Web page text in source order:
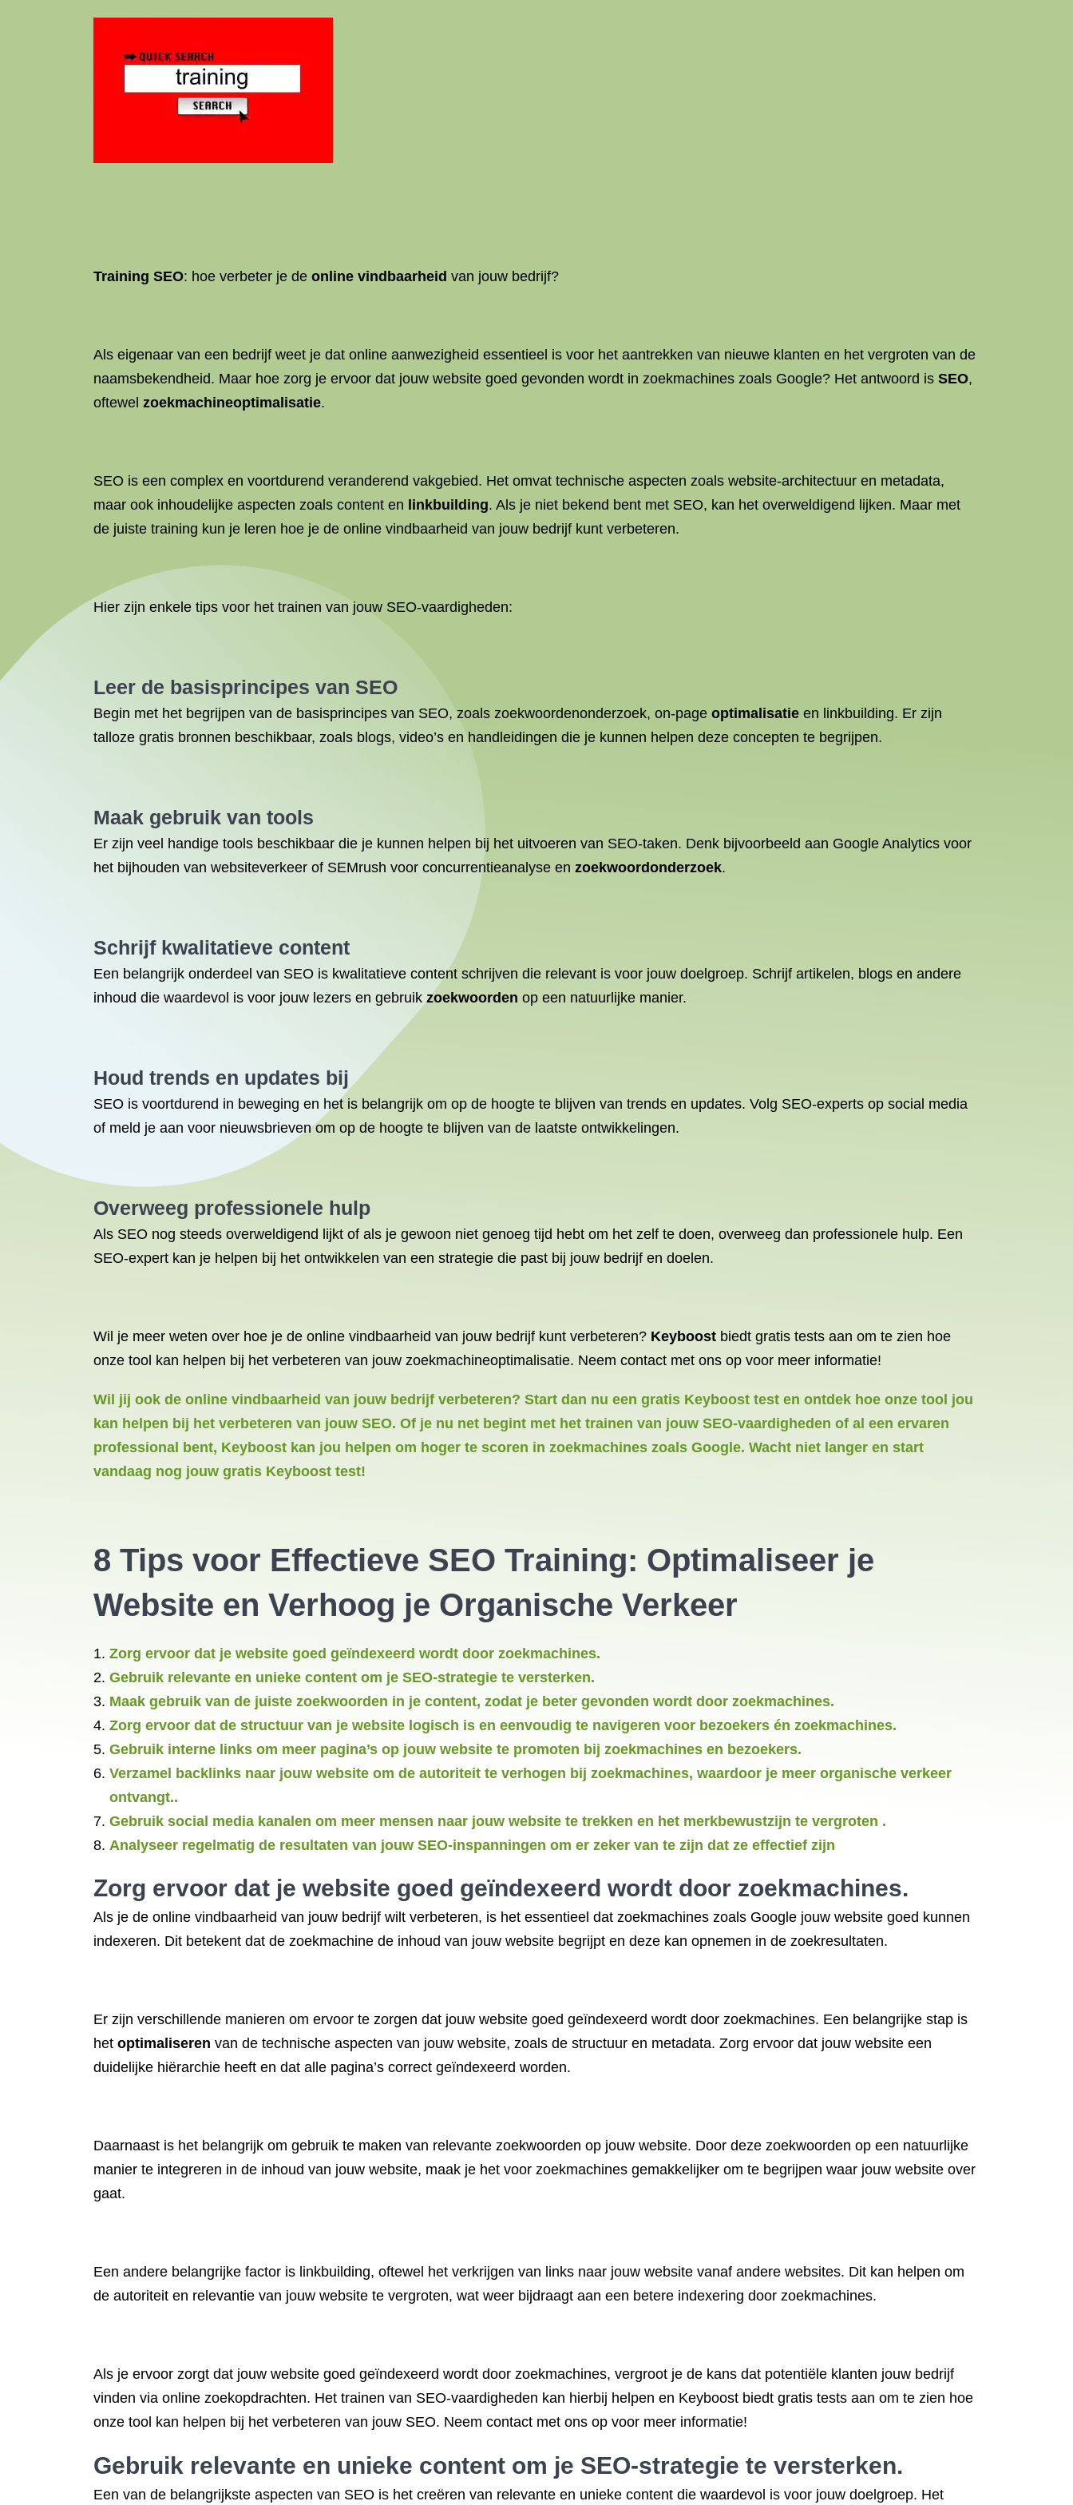
Training SEO: hoe verbeter je de online vindbaarheid van jouw bedrijf?
Als eigenaar van een bedrijf weet je dat online aanwezigheid essentieel is voor het aantrekken van nieuwe klanten en het vergroten van de
naamsbekendheid. Maar hoe zorg je ervoor dat jouw website goed gevonden wordt in zoekmachines zoals Google? Het antwoord is SEO,
oftewel zoekmachineoptimalisatie.
SEO is een complex en voortdurend veranderend vakgebied. Het omvat technische aspecten zoals website-architectuur en metadata,
maar ook inhoudelijke aspecten zoals content en linkbuilding. Als je niet bekend bent met SEO, kan het overweldigend lijken. Maar met
de juiste training kun je leren hoe je de online vindbaarheid van jouw bedrijf kunt verbeteren.
Hier zijn enkele tips voor het trainen van jouw SEO-vaardigheden:
Leer de basisprincipes van SEO
Begin met het begrijpen van de basisprincipes van SEO, zoals zoekwoordenonderzoek, on-page optimalisatie en linkbuilding. Er zijn
talloze gratis bronnen beschikbaar, zoals blogs, video’s en handleidingen die je kunnen helpen deze concepten te begrijpen.
Maak gebruik van tools
Er zijn veel handige tools beschikbaar die je kunnen helpen bij het uitvoeren van SEO-taken. Denk bijvoorbeeld aan Google Analytics voor
het bijhouden van websiteverkeer of SEMrush voor concurrentieanalyse en zoekwoordonderzoek.
Schrijf kwalitatieve content
Een belangrijk onderdeel van SEO is kwalitatieve content schrijven die relevant is voor jouw doelgroep. Schrijf artikelen, blogs en andere
inhoud die waardevol is voor jouw lezers en gebruik zoekwoorden op een natuurlijke manier.
Houd trends en updates bij
SEO is voortdurend in beweging en het is belangrijk om op de hoogte te blijven van trends en updates. Volg SEO-experts op social media
of meld je aan voor nieuwsbrieven om op de hoogte te blijven van de laatste ontwikkelingen.
Overweeg professionele hulp
Als SEO nog steeds overweldigend lijkt of als je gewoon niet genoeg tijd hebt om het zelf te doen, overweeg dan professionele hulp. Een
SEO-expert kan je helpen bij het ontwikkelen van een strategie die past bij jouw bedrijf en doelen.
Wil je meer weten over hoe je de online vindbaarheid van jouw bedrijf kunt verbeteren? Keyboost biedt gratis tests aan om te zien hoe
onze tool kan helpen bij het verbeteren van jouw zoekmachineoptimalisatie. Neem contact met ons op voor meer informatie!
Wil jij ook de online vindbaarheid van jouw bedrijf verbeteren? Start dan nu een gratis Keyboost test en ontdek hoe onze tool jou
kan helpen bij het verbeteren van jouw SEO. Of je nu net begint met het trainen van jouw SEO-vaardigheden of al een ervaren
professional bent, Keyboost kan jou helpen om hoger te scoren in zoekmachines zoals Google. Wacht niet langer en start
vandaag nog jouw gratis Keyboost test!
8 Tips voor Effectieve SEO Training: Optimaliseer je
Website en Verhoog je Organische Verkeer
Zorg ervoor dat je website goed geïndexeerd wordt door zoekmachines.
Gebruik relevante en unieke content om je SEO-strategie te versterken.
Maak gebruik van de juiste zoekwoorden in je content, zodat je beter gevonden wordt door zoekmachines.
Zorg ervoor dat de structuur van je website logisch is en eenvoudig te navigeren voor bezoekers én zoekmachines.
Gebruik interne links om meer pagina’s op jouw website te promoten bij zoekmachines en bezoekers.
Verzamel backlinks naar jouw website om de autoriteit te verhogen bij zoekmachines, waardoor je meer organische verkeer
ontvangt..
Gebruik social media kanalen om meer mensen naar jouw website te trekken en het merkbewustzijn te vergroten .
Analyseer regelmatig de resultaten van jouw SEO-inspanningen om er zeker van te zijn dat ze effectief zijn
Zorg ervoor dat je website goed geïndexeerd wordt door zoekmachines.
Als je de online vindbaarheid van jouw bedrijf wilt verbeteren, is het essentieel dat zoekmachines zoals Google jouw website goed kunnen
indexeren. Dit betekent dat de zoekmachine de inhoud van jouw website begrijpt en deze kan opnemen in de zoekresultaten.
Er zijn verschillende manieren om ervoor te zorgen dat jouw website goed geïndexeerd wordt door zoekmachines. Een belangrijke stap is
het optimaliseren van de technische aspecten van jouw website, zoals de structuur en metadata. Zorg ervoor dat jouw website een
duidelijke hiërarchie heeft en dat alle pagina’s correct geïndexeerd worden.
Daarnaast is het belangrijk om gebruik te maken van relevante zoekwoorden op jouw website. Door deze zoekwoorden op een natuurlijke
manier te integreren in de inhoud van jouw website, maak je het voor zoekmachines gemakkelijker om te begrijpen waar jouw website over
gaat.
Een andere belangrijke factor is linkbuilding, oftewel het verkrijgen van links naar jouw website vanaf andere websites. Dit kan helpen om
de autoriteit en relevantie van jouw website te vergroten, wat weer bijdraagt aan een betere indexering door zoekmachines.
Als je ervoor zorgt dat jouw website goed geïndexeerd wordt door zoekmachines, vergroot je de kans dat potentiële klanten jouw bedrijf
vinden via online zoekopdrachten. Het trainen van SEO-vaardigheden kan hierbij helpen en Keyboost biedt gratis tests aan om te zien hoe
onze tool kan helpen bij het verbeteren van jouw SEO. Neem contact met ons op voor meer informatie!
Gebruik relevante en unieke content om je SEO-strategie te versterken.
Een van de belangrijkste aspecten van SEO is het creëren van relevante en unieke content die waardevol is voor jouw doelgroep. Het